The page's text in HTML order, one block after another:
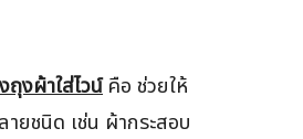
ถุงผ้าใส่ไวน์คือ ช่วยให้
ยชนิด เช่น ผ้ากระสอบ